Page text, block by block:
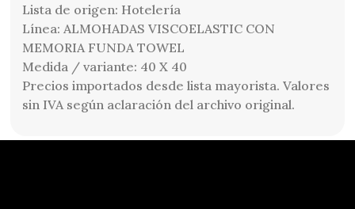
Lista de origen: Hotelería
Línea: ALMOHADAS VISCOELASTIC CON
MEMORIA FUNDA TOWEL
Medida / variante: 40 X 40
Precios importados desde lista mayorista. Valores
sin IVA según aclaración del archivo original.